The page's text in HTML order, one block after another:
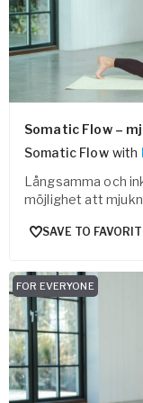
Somatic Flow –
Somatic Flow with
Långsamma och
möjlighet att
SAVE TO
FOR EVERYONE